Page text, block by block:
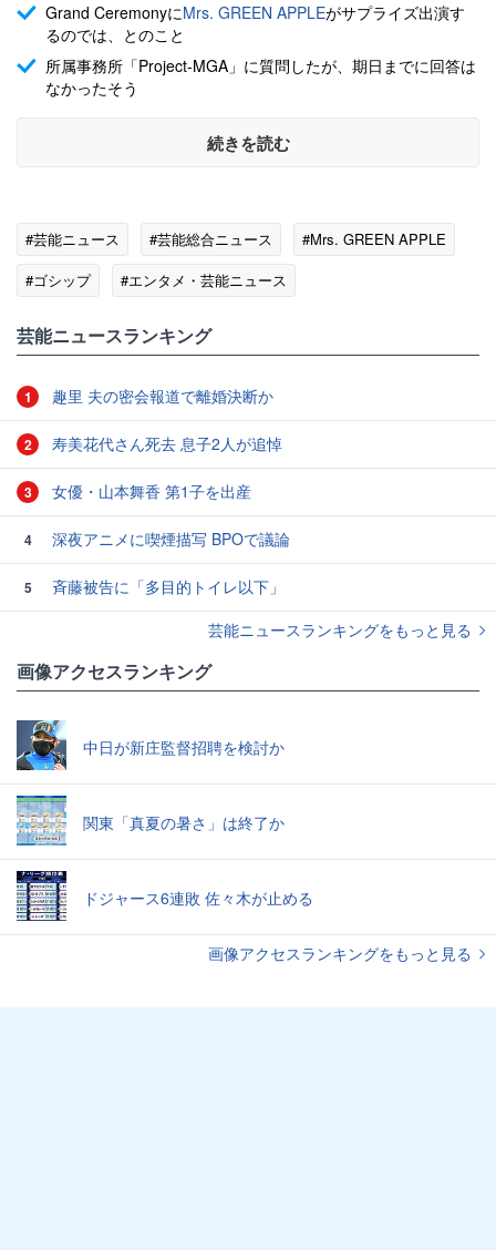
Grand CeremonyにMrs. GREEN APPLEがサプライズ出演す
るのでは、とのこと
所属事務所「Project-MGA」に質問したが、期日までに回答は
なかったそう
続きを読む
#芸能ニュース #芸能総合ニュース
#Mrs. GREEN APPLE
#ゴシップ
#エンタメ・芸能ニュース
芸能ニュースランキング
1 趣里 夫の密会報道で離婚決断か
2 寿美花代さん死去 息子2人が追悼
3 女優・山本舞香 第1子を出産
4 深夜アニメに喫煙描写 BPOで議論
5
斉藤被告に「多目的トイレ以下」
芸能ニュースランキングをもっと見る
画像アクセスランキング
中日が新庄監督招聘を検討か
関東「真夏の暑さ」は終了か
ドジャース6連敗 佐々木が止める
画像アクセスランキングをもっと見る